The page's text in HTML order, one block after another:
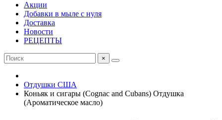
Акции
Добавки в мыле с нуля
Доставка
Новости
РЕЦЕПТЫ
×
Отдушки США
Коньяк и сигары (Cognac and Cubans) Отдушка
(Ароматическое масло)